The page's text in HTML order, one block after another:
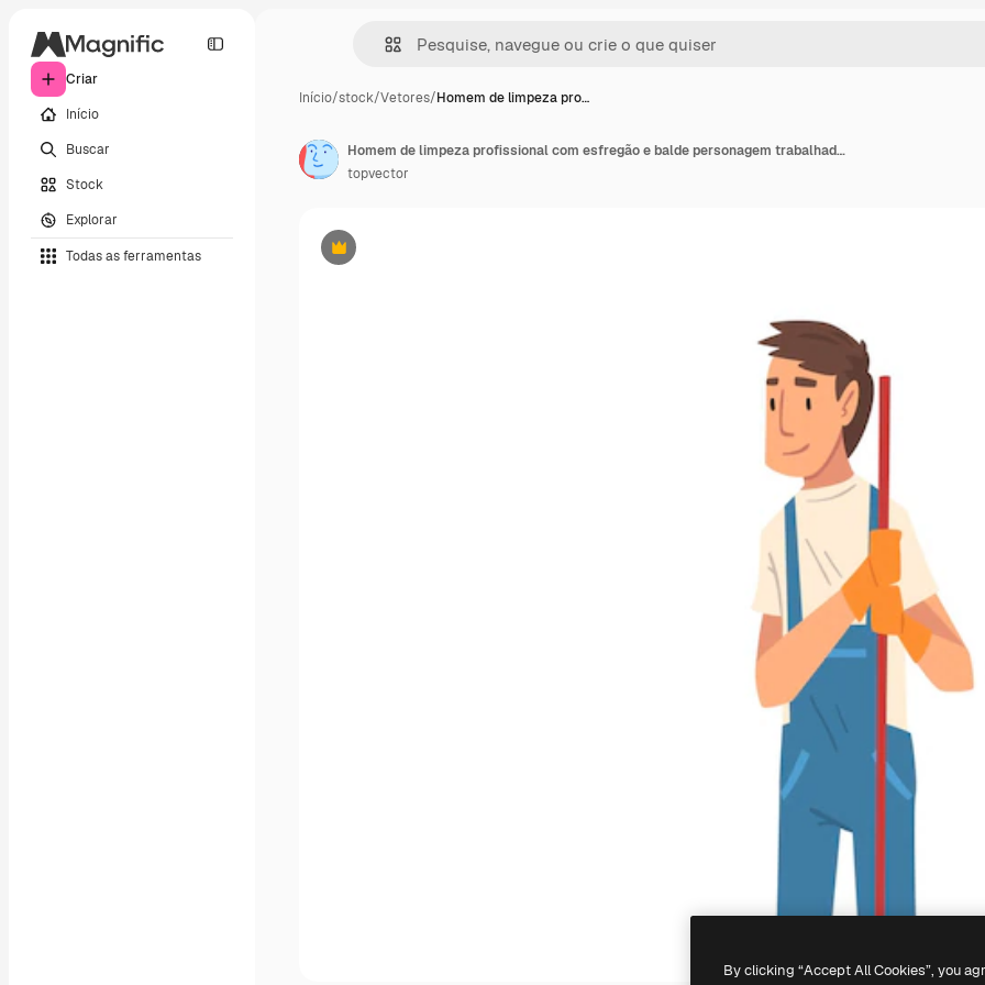
Criar
Início
Buscar
Stock
Explorar
Todas as ferramentas
Início/stock/Vetores/Homem de limpeza pro…
Premium
Homem de limpeza profissional com esfregão e balde personagem trabalhador masculino vestido com macacão azul e
topvector
By clicking “Accept All Cookies”, you